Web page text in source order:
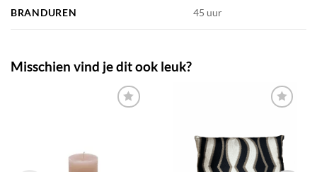
BRANDUREN 45 uur
Misschien vind je dit ook leuk?
AAN JOUW
FAVORIETEN
TOEVOEGEN
AAN JOUW
FAVORIETEN